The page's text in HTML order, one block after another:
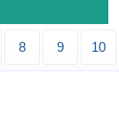
8 9 10